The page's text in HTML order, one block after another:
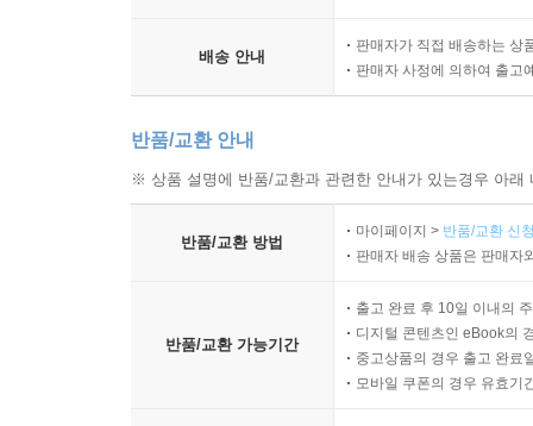
배송 안내
판매자가 직접 배송하는 상
판매자 사정에 의하여 출고
반품/교환 안내
※ 상품 설명에 반품/교환과 관련한 안내가 있는경우 아
반품/교환 방법
마이페이지 > 반품/교환 신
판매자 배송 상품은 판매자
반품/교환 가능기간
출고 완료 후 10일 이내의
디지털 콘텐츠인 eBook의
중고상품의 경우 출고 완료
모바일 쿠폰의 경우 유효기